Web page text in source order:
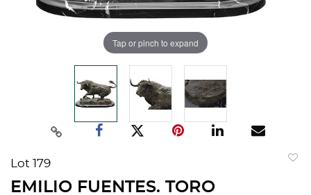
Tap or pinch to expand
Lot 179
EMILIO FUENTES. TORO